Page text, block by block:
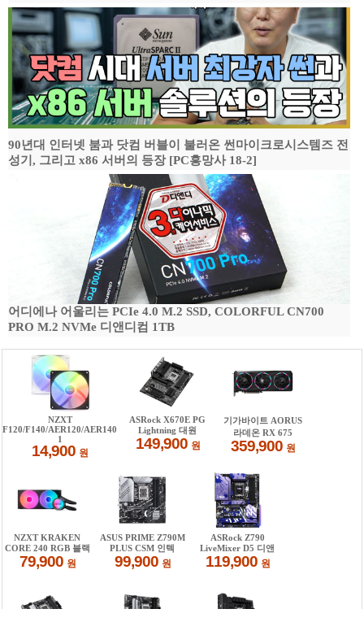
90년대 인터넷 붐과 닷컴 버블이 불러온 썬마이크로시스템즈 전
성기, 그리고 x86 서버의 등장 [PC흥망사 18-2]
어디에나 어울리는 PCIe 4.0 M.2 SSD, COLORFUL CN700
PRO M.2 NVMe 디앤디컴 1TB